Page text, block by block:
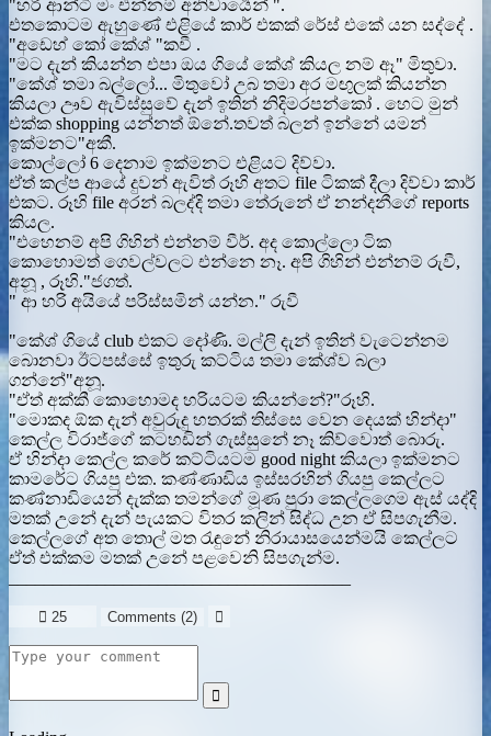
"හරි ආන්ටි මං එන්නම් අනිවාර්‍යෙන් ".
එතකොටම ඇහුණේ එළියේ කාර් එකක් රේස් එකේ යන සද්දේ .
"අඩෙහ් කෝ කේශ් "කවී .
"මට දැන් කියන්න එපා ඔය ගියේ කේශ් කියල නම් ඈ" මිතුවා.
"කේශ් තමා බල්ලෝ... මිතුවෝ උබ තමා අර මඟුලක් කියන්න
කියලා ඌව ඇවිස්සුවේ දැන් ඉතින් නිදිමරපන්කෝ . හෙට මුන්
එක්ක shopping යන්නත් ඕනේ.තවත් බලන් ඉන්නේ යමන්
ඉක්මනට"අකී.
කොල්ලෝ 6 දෙනාම ඉක්මනට එළියට දිව්වා.
ඒත් කල්ප ආයේ දුවන් ඇවිත් රූහි අතට file ටිකක් දීලා දිව්වා කාර්
එකට. රූහි file අරන් බලද්දි තමා තේරුනේ ඒ නන්දනීගේ reports
කියල.
"එහෙනම් අපි ගිහින් එන්නම් වීර්. අද කොල්ලො ටික
කොහොමත් ගෙවල්වලට එන්නෙ නෑ. අපි ගිහින් එන්නම් රුවී,
අනූ , රූහි."ජගත්.
" ආ හරි අයියේ පරිස්සමින් යන්න." රුවී
"කේශ් ගියේ club එකට දෝණි. මල්ලි දැන් ඉතින් වැටෙන්නම
බොනවා ඊටපස්සේ ඉතුරු කට්ටිය තමා කේශ්ව බලා
ගන්නේ"අනූ.
"ඒත් අක්කී කොහොමද හරියටම කියන්නේ?"රූහි.
"මොකද ඕක දැන් අවුරුදු හතරක් තිස්සෙ වෙන දෙයක් හින්දා"
කෙල්ල විරාජ්ගේ කටහඩින් ගැස්සුනේ නෑ කිව්වොත් බොරු.
ඒ හින්දා කෙල්ල කරේ කට්ටියටම good night කියලා ඉක්මනට
කාමරේට ගියපු එක. කණ්ණාඩිය ඉස්සරහින් ගියපු කෙල්ලට
කණ්නාඩියෙන් දැක්ක තමන්ගේ මූණ පුරා කෙල්ලගෙම ඇස් යද්දි
මතක් උනේ දැන් පැයකට විතර කලින් සිද්ධ උන ඒ සිපගැනීම.
කෙල්ලගේ අත තොල් මත රැඳුනේ නිරායාසයෙන්මයි කෙල්ලට
ඒත් එක්කම මතක් උනේ පළවෙනි සිපගැන්ම.
 25 Comments (2) 
